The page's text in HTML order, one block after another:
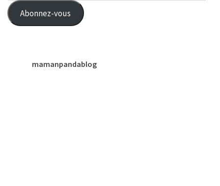
e-
mail
Abonnez-vous
mamanpandablog